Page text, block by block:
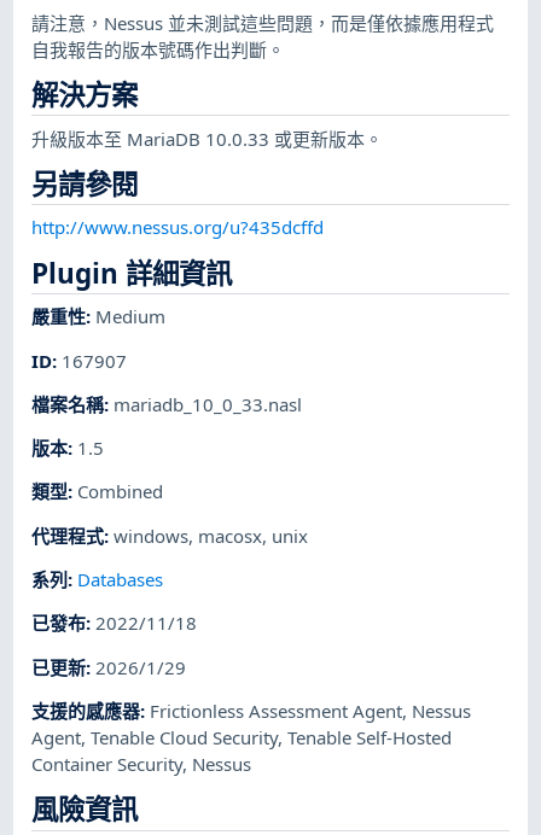
請注意，Nessus 並未測試這些問題，而是僅依據應用程式
自我報告的版本號碼作出判斷。
解決方案
升級版本至 MariaDB 10.0.33 或更新版本。
另請參閱
http://www.nessus.org/u?435dcffd
Plugin 詳細資訊
嚴重性: Medium
ID: 167907
檔案名稱: mariadb_10_0_33.nasl
版本: 1.5
類型: Combined
代理程式:windows, macosx, unix
系列 : Databases
已發布:2022/11/18
已更新: 2026/1/29
支援的感應器: Frictionless Assessment Agent, Nessus
Agent,Tenable Cloud Security,Tenable Self-Hosted
Container Security, Nessus
風險資訊